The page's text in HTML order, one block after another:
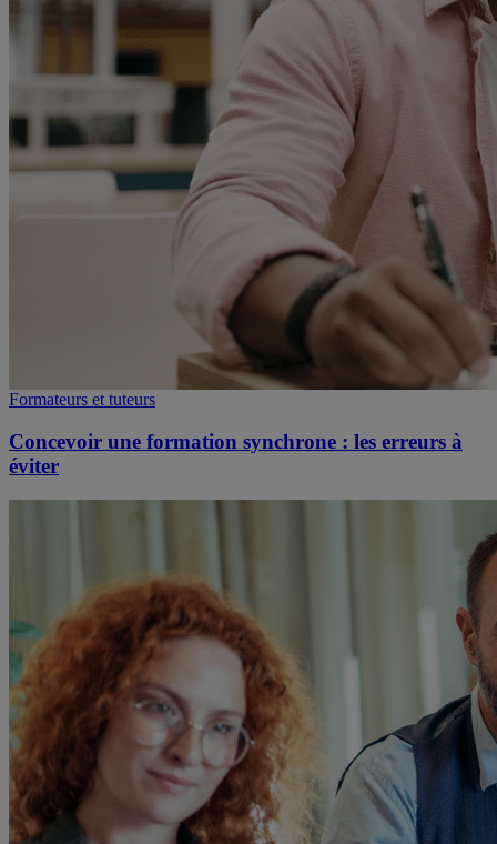
Formateurs et tuteurs
Concevoir une formation synchrone : les erreurs à
éviter